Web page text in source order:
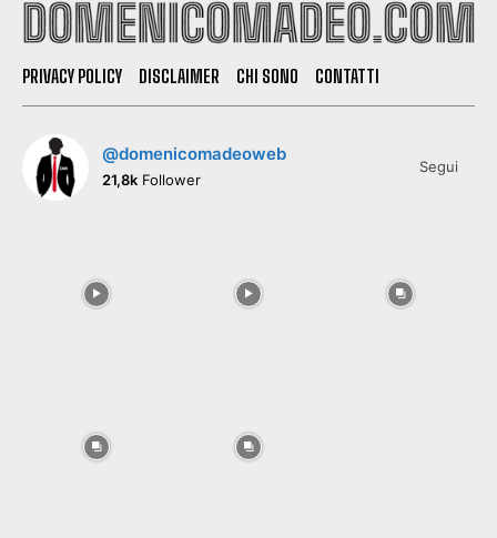
PRIVACY POLICY DISCLAIMER CHI SONO CONTATTI
@domenicomadeoweb
21,8k Follower
Segui